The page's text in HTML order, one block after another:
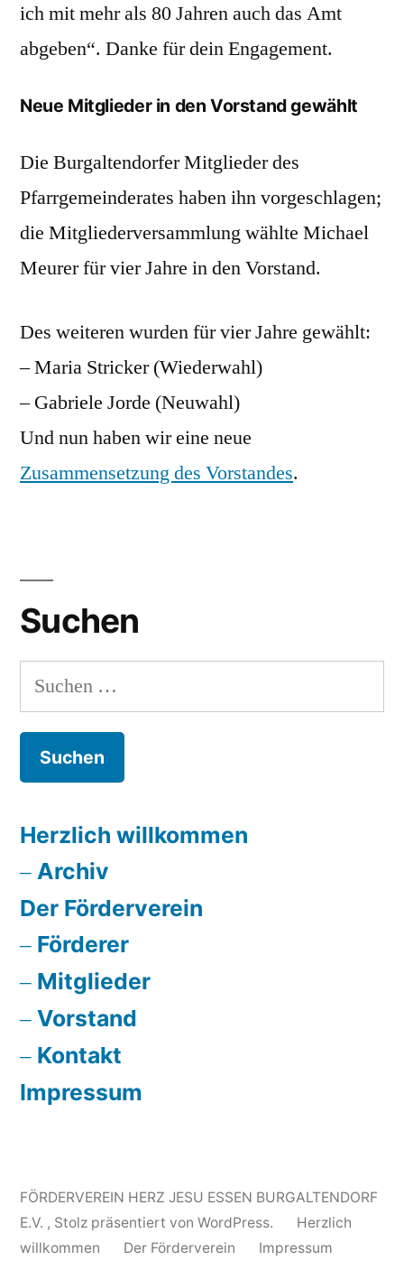
ich mit mehr als 80 Jahren auch das Amt
abgeben“. Danke für dein Engagement.
Neue Mitglieder in den Vorstand gewählt
Die Burgaltendorfer Mitglieder des
Pfarrgemeinderates haben ihn vorgeschlagen;
die Mitgliederversammlung wählte Michael
Meurer für vier Jahre in den Vorstand.
Des weiteren wurden für vier Jahre gewählt:
– Maria Stricker (Wiederwahl)
– Gabriele Jorde (Neuwahl)
Und nun haben wir eine neue
Zusammensetzung des Vorstandes.
Suchen
Suchen
nach:
Herzlich willkommen
Archiv
Der Förderverein
Förderer
Mitglieder
Vorstand
Kontakt
Impressum
FÖRDERVEREIN HERZ JESU ESSEN BURGALTENDORF
E.V. , Stolz präsentiert von WordPress.
Herzlich
willkommen
Der Förderverein Impressum